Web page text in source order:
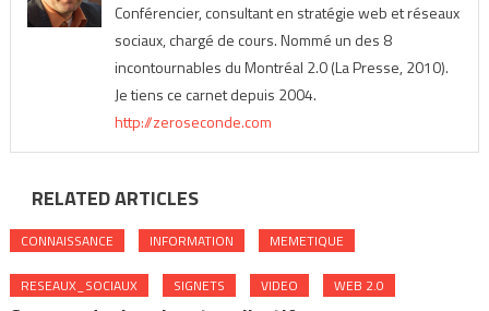
Conférencier, consultant en stratégie web et réseaux
sociaux, chargé de cours. Nommé un des 8
incontournables du Montréal 2.0 (La Presse, 2010).
Je tiens ce carnet depuis 2004.
http://zeroseconde.com
RELATED ARTICLES
CONNAISSANCE INFORMATION MEMETIQUE
RESEAUX_SOCIAUX SIGNETS VIDEO WEB 2.0